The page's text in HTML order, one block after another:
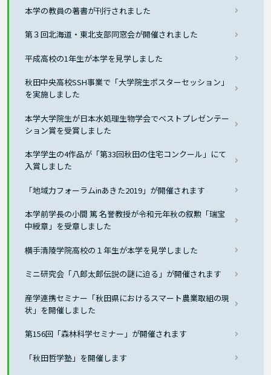
本学の教員の著書が刊行されました
第３回北海道・東北支部同窓会が開催されました
平成高校の1年生が本学を見学しました
秋田中央高校SSH事業で「大学院生ポスターセッション」
を実施しました
本学大学院生が日本水処理生物学会でベストプレゼンテー
ション賞を受賞しました
本学学生の4作品が「第33回秋田の住宅コンクール」にて
入賞しました
「地域力フォーラムinあきた2019」が開催されます
本学前学長の小間 篤 名誉教授が令和元年秋の叙勲「瑞宝
中綬章」を受章しました
横手清陵学院高校の１年生が本学を見学しました
ミニ研究会「八郎太郎伝説の謎に迫る」が開催されます
産学連携セミナー「秋田県におけるスマート農業取組の現
状」を開催しました
第156回「森林科学セミナー」が開催されます
「秋田哲学塾」を開催します